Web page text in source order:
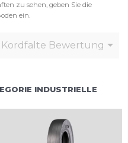
zu sehen, geben Sie die
ein.
Kordfalte Bewertung
INDUSTRIELLE